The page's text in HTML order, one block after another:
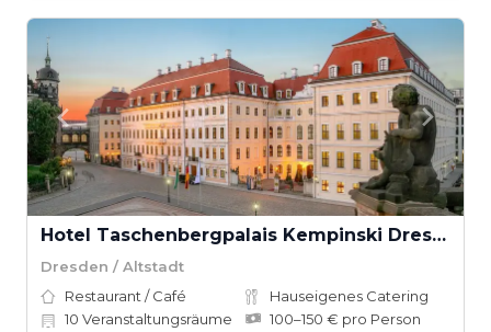
Hotel Taschenbergpalais Kempinski Dresden
Dresden / Altstadt
Restaurant / Café
Hauseigenes Catering
10 Veranstaltungsräume
100–150 € pro Person